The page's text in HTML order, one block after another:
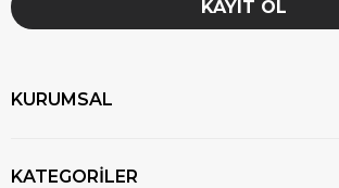
KAYIT OL
KURUMSAL
KATEGORİLER